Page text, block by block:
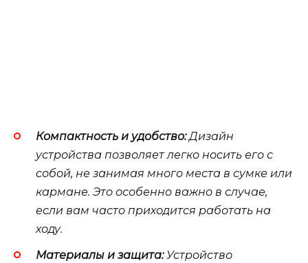
Компактность и удобство:Дизайн
устройства позволяет легко носить его с
собой, не занимая много места в сумке или
кармане. Это особенно важно в случае,
если вам часто приходится работать на
ходу.
Материалы и защита:Устройство